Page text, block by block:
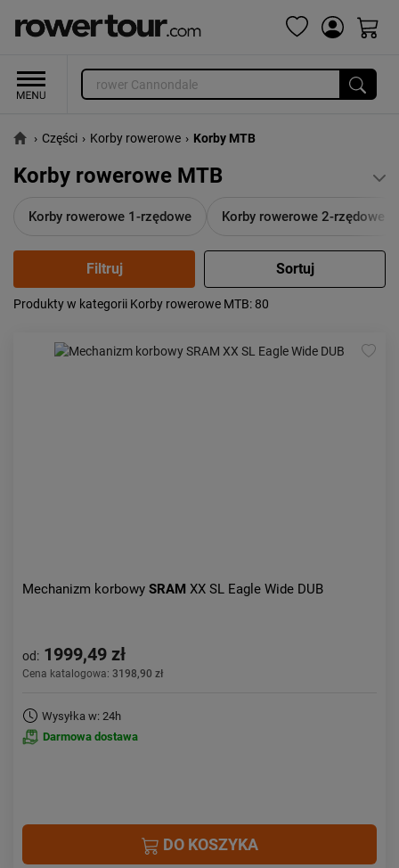
› Części › Korby rowerowe › Korby MTB
Korby rowerowe MTB
Korby rowerowe 1-rzędowe Korby rowerowe 2-rzędowe
Popularność:
od najwyższej
Produkty w kategorii Korby rowerowe MTB: 80
Mechanizm korbowy SRAM XX SL Eagle Wide DUB
od: 1999,49 zł
Cena katalogowa: 3198,90 zł
Wysyłka w: 24h
Darmowa dostawa
DO KOSZYKA